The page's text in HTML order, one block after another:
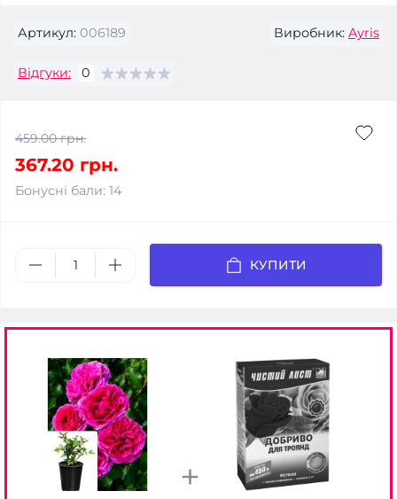
Артикул: 006189 Виробник: Ayris
Відгуки: 0
459.00 грн.
367.20 грн.
Бонусні бали: 14
КУПИТИ
+